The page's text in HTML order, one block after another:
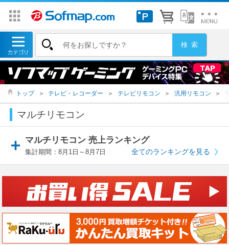
トップ ＞ テレビ・レコーダー ＞ テレビリモコン ＞ 汎用リモコン ＞
マルチリモコン
マルチリモコン 売上ランキング
集計期間：8月1日～8月7日 全てのランキングを見る